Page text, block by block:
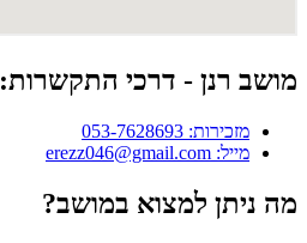
מושב רנן - דרכי התקשרות:
מזכירות: 053-7628693
מייל: erezz046@gmail.com
מה ניתן למצוא במושב?